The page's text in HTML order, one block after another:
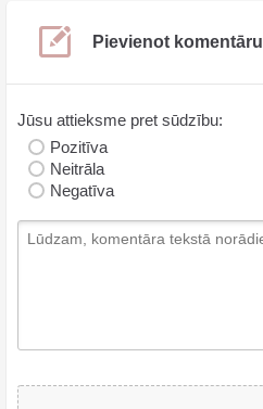
Pievienot komentāru
Jūsu attieksme pret sūdzību:
Pozitīva
Neitrāla
Negatīva